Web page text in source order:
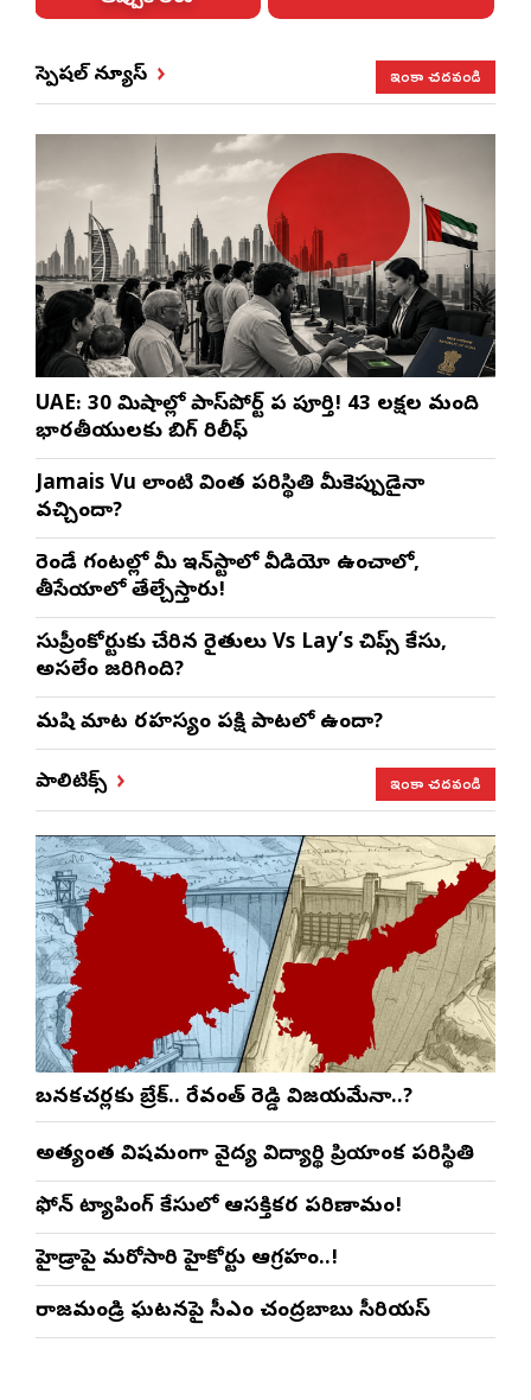
స్పెషల్ న్యూస్ ఇంకా చదవండి
UAE: 30 నిమిషాల్లో పాస్‌పోర్ట్ పని పూర్తి! 43 లక్షల మంది
భారతీయులకు బిగ్ రిలీఫ్
Jamais Vu లాంటి వింత పరిస్థితి మీకెప్పుడైనా
వచ్చిందా?
రెండే గంటల్లో మీ ఇన్‌స్టాలో వీడియో ఉంచాలో,
తీసేయాలో తేల్చేస్తారు!
సుప్రీంకోర్టుకు చేరిన రైతులు Vs Lay’s చిప్స్‌ కేసు,
అసలేం జరిగింది?
మనిషి మాట రహస్యం పక్షి పాటలో ఉందా?
పాలిటిక్స్ ఇంకా చదవండి
బనకచర్లకు బ్రేక్.. రేవంత్ రెడ్డి విజయమేనా..?
అత్యంత విషమంగా వైద్య విద్యార్థిని ప్రియాంక పరిస్థితి
ఫోన్ ట్యాపింగ్ కేసులో ఆసక్తికర పరిణామం!
హైడ్రాపై మరోసారి హైకోర్టు ఆగ్రహం..!
రాజమండ్రి ఘటనపై సీఎం చంద్రబాబు సీరియస్